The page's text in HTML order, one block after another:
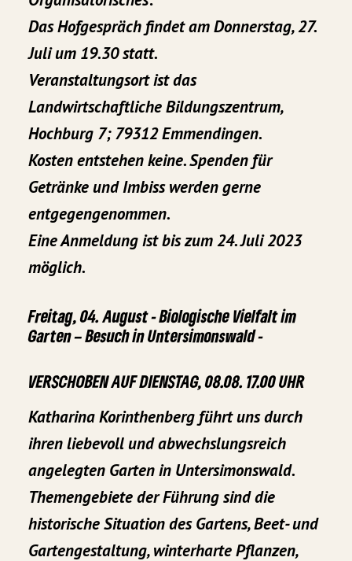
Das Hofgespräch findet am Donnerstag, 27.
Juli um 19.30 statt.
Veranstaltungsort ist das
Landwirtschaftliche Bildungszentrum,
Hochburg 7; 79312 Emmendingen.
Kosten entstehen keine. Spenden für
Getränke und Imbiss werden gerne
entgegengenommen.
Eine Anmeldung ist bis zum 24. Juli 2023
möglich.
Freitag, 04. August - Biologische Vielfalt im
Garten – Besuch in Untersimonswald -
VERSCHOBEN AUF DIENSTAG, 08.08. 17.00 UHR
Katharina Korinthenberg führt uns durch
ihren liebevoll und abwechslungsreich
angelegten Garten in Untersimonswald.
Themengebiete der Führung sind die
historische Situation des Gartens, Beet- und
Gartengestaltung, winterharte Pflanzen,